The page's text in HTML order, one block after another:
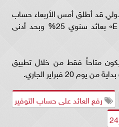
قد أطلق أمس الأربعاء حساب
توفير جديد E Golden saving» بعائد سنوي 25% وبحد أدنى
متاحاً فقط من خلال تطبيق
20 فبراير الجاري.
رفع العائد على حساب التوفير